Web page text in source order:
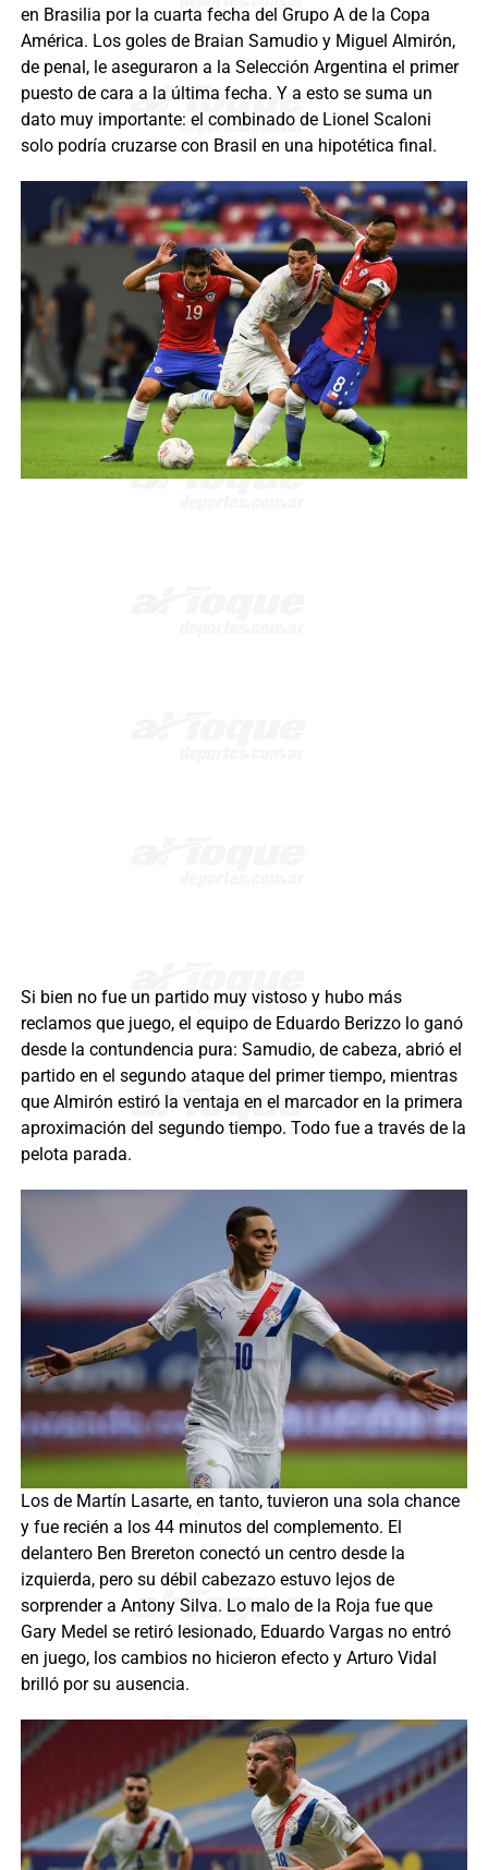
en Brasilia por la cuarta fecha del Grupo A de la Copa
América. Los goles de Braian Samudio y Miguel Almirón,
de penal, le aseguraron a la Selección Argentina el primer
puesto de cara a la última fecha. Y a esto se suma un
dato muy importante: el combinado de Lionel Scaloni
solo podría cruzarse con Brasil en una hipotética final.
Si bien no fue un partido muy vistoso y hubo más
reclamos que juego, el equipo de Eduardo Berizzo lo ganó
desde la contundencia pura: Samudio, de cabeza, abrió el
partido en el segundo ataque del primer tiempo, mientras
que Almirón estiró la ventaja en el marcador en la primera
aproximación del segundo tiempo. Todo fue a través de la
pelota parada.
Los de Martín Lasarte, en tanto, tuvieron una sola chance
y fue recién a los 44 minutos del complemento. El
delantero Ben Brereton conectó un centro desde la
izquierda, pero su débil cabezazo estuvo lejos de
sorprender a Antony Silva. Lo malo de la Roja fue que
Gary Medel se retiró lesionado, Eduardo Vargas no entró
en juego, los cambios no hicieron efecto y Arturo Vidal
brilló por su ausencia.